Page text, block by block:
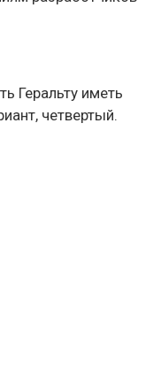
Геральту иметь
четвертый.